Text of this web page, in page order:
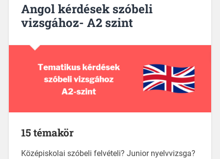
Angol kérdések szóbeli
vizsgához- A2 szint
15 témakör
Középiskolai szóbeli felvételi? Junior nyelvvizsga?